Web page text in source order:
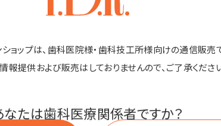
ショップは、歯科医院様・歯科技工所様向けの通信販売
報提供および販売はしておりませんので、ご了承くださ
なたは歯科医療関係者ですか？
218AKBZX00091000